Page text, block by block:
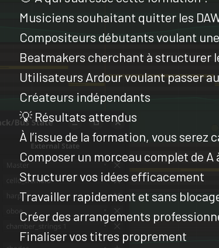
Musiciens souhaitant quitter les
Compositeurs débutants voulant
Beatmakers cherchant à structurer
Utilisateurs Ardour voulant passer
Créateurs indépendants
💡 Résultats attendus
À l’issue de la formation, vous serez
Composer un morceau complet de A
Structurer vos idées efficacement
Travailler rapidement et sans
Créer des arrangements
Finaliser vos titres proprement